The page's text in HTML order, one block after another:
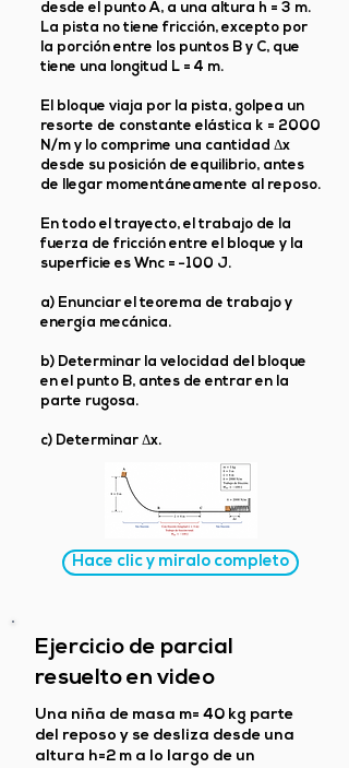
desde el punto A, a una altura h = 3 m.
La pista no tiene fricción, excepto por
la porción entre los puntos B y C, que
tiene una longitud L = 4 m.
El bloque viaja por la pista, golpea un
resorte de constante elástica k = 2000
N/m y lo comprime una cantidad Δx
desde su posición de equilibrio, antes
de llegar momentáneamente al reposo.
En todo el trayecto, el trabajo de la
fuerza de fricción entre el bloque y la
superficie es Wnc = −100 J.
a) Enunciar el teorema de trabajo y
energía mecánica.
b) Determinar la velocidad del bloque
en el punto B, antes de entrar en la
parte rugosa.
c) Determinar Δx.
Hace clic y miralo completo
Ejercicio de parcial
resuelto en video
Una niña de masa m= 40 kg parte
del reposo y se desliza desde una
altura h=2 m a lo largo de un